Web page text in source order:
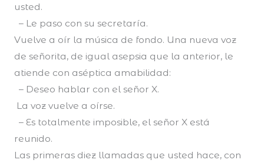
usted.
– Le paso con su secretaría.
Vuelve a oír la música de fondo. Una nueva voz
de señorita, de igual asepsia que la anterior, le
atiende con aséptica amabilidad:
– Deseo hablar con el señor X.
La voz vuelve a oírse.
– Es totalmente imposible, el señor X está
reunido.
Las primeras diez llamadas que usted hace, con